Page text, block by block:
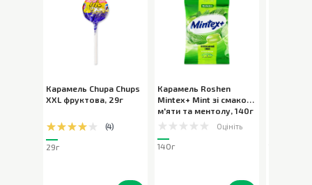
Карамель Chupa Chups
XXL фруктова, 29г
(4)
29г
Карамель Roshen
Mintex+ Mint зі смаком
м'яти та ментолу, 140г
Оцініть
140г